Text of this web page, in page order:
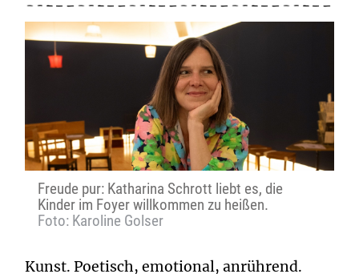
Freude pur: Katharina Schrott liebt es, die
Kinder im Foyer willkommen zu heißen.
Foto: Karoline Golser
Kunst. Poetisch, emotional, anrührend.